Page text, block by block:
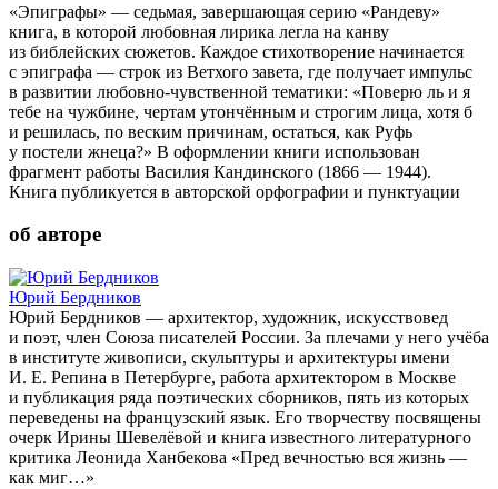
«Эпиграфы» — седьмая, завершающая серию «Рандеву»
книга, в которой любовная лирика легла на канву
из библейских сюжетов. Каждое стихотворение начинается
с эпиграфа — строк из Ветхого завета, где получает импульс
в развитии любовно-чувственной тематики: «Поверю ль и я
тебе на чужбине, чертам утончённым и строгим лица, хотя б
и решилась, по веским причинам, остаться, как Руфь
у постели жнеца?» В оформлении книги использован
фрагмент работы Василия Кандинского (1866 — 1944).
Книга публикуется в авторской орфографии и пунктуации
об авторе
Юрий Бердников
Юрий Бердников — архитектор, художник, искусствовед
и поэт, член Союза писателей России. За плечами у него учёба
в институте живописи, скульптуры и архитектуры имени
И. Е. Репина в Петербурге, работа архитектором в Москве
и публикация ряда поэтических сборников, пять из которых
переведены на французский язык. Его творчеству посвящены
очерк Ирины Шевелёвой и книга известного литературного
критика Леонида Ханбекова «Пред вечностью вся жизнь —
как миг…»